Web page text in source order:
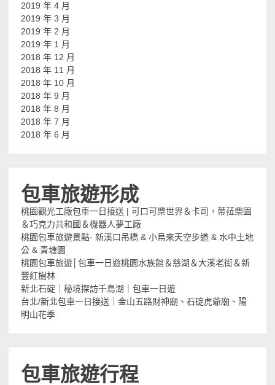
2019 年 4 月
2019 年 3 月
2019 年 2 月
2019 年 1 月
2018 年 12 月
2018 年 11 月
2018 年 10 月
2018 年 9 月
2018 年 8 月
2018 年 7 月
2018 年 6 月
包車旅遊形成
桃園觀光工廠包車一日接送 | 可口可樂世界＆卡司，蒂菈樂園
＆巧克力共和國＆機器人夢工廠
桃園包車旅遊景點- 新溪口吊橋 & 小烏來天空步道 & 水中土地
公 & 青塘園
桃園包車旅遊│包車一日遊桃園水族館＆慈湖＆大溪老街＆新
豐紅樹林
新北石碇｜秘境探訪千島湖｜包車一日遊
台北/新北包車一日接送｜金山五路財神廟、石碇虎爺廟、陽
明山花季
包車旅遊行程